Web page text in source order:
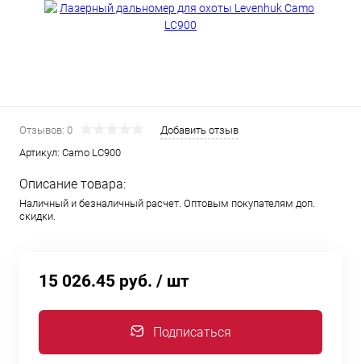
Отзывов: 0
Добавить отзыв
Артикул: Camo LC900
Описание товара:
Наличный и безналичный расчет. Оптовым покупателям доп.
скидки.
15 026.45 руб. / шт
Подписаться